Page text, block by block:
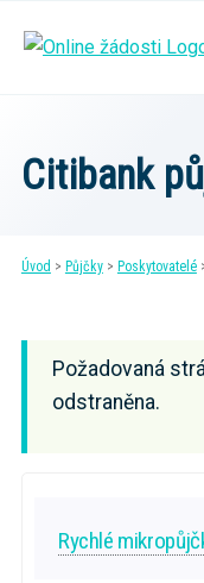
Citibank
Úvod > Půjčky> Poskytovatelé
Požadovaná
odstraněna.
Rychlé